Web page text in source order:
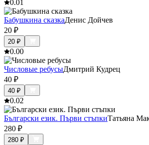
0.01
Бабушкина сказкаДенис Дойчев
20 ₽
20 ₽
0.00
Числовые ребусыДмитрий Кудрец
40 ₽
40 ₽
0.02
Български език. Първи стъпкиТатьяна
280 ₽
280 ₽